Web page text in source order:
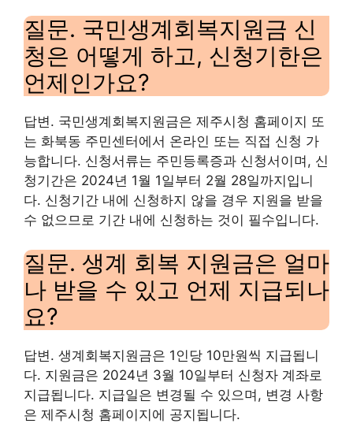
질문. 국민생계회복지원금 신
청은 어떻게 하고, 신청기한은
언제인가요?
답변. 국민생계회복지원금은 제주시청 홈페이지 또
는 화북동 주민센터에서 온라인 또는 직접 신청 가
능합니다. 신청서류는 주민등록증과 신청서이며, 신
청기간은 2024년 1월 1일부터 2월 28일까지입니
다. 신청기간 내에 신청하지 않을 경우 지원을 받을
수 없으므로 기간 내에 신청하는 것이 필수입니다.
질문. 생계 회복 지원금은 얼마
나 받을 수 있고 언제 지급되나
요?
답변. 생계회복지원금은 1인당 10만원씩 지급됩니
다. 지원금은 2024년 3월 10일부터 신청자 계좌로
지급됩니다. 지급일은 변경될 수 있으며, 변경 사항
은 제주시청 홈페이지에 공지됩니다.